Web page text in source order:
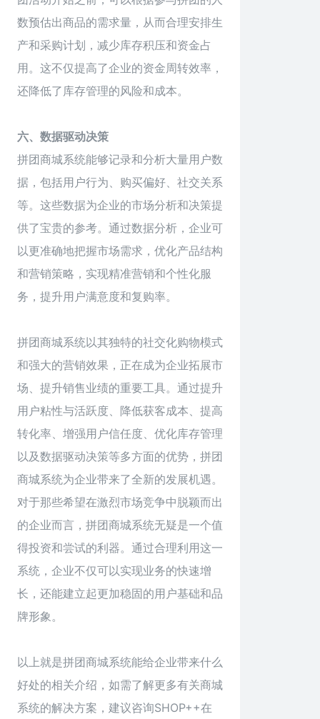
数预估出商品的需求量，从而合理安排生
产和采购计划，减少库存积压和资金占
用。这不仅提高了企业的资金周转效率，
还降低了库存管理的风险和成本。
六、数据驱动决策
拼团商城系统能够记录和分析大量用户数
据，包括用户行为、购买偏好、社交关系
等。这些数据为企业的市场分析和决策提
供了宝贵的参考。通过数据分析，企业可
以更准确地把握市场需求，优化产品结构
和营销策略，实现精准营销和个性化服
务，提升用户满意度和复购率。
拼团商城系统以其独特的社交化购物模式
和强大的营销效果，正在成为企业拓展市
场、提升销售业绩的重要工具。通过提升
用户粘性与活跃度、降低获客成本、提高
转化率、增强用户信任度、优化库存管理
以及数据驱动决策等多方面的优势，拼团
商城系统为企业带来了全新的发展机遇。
对于那些希望在激烈市场竞争中脱颖而出
的企业而言，拼团商城系统无疑是一个值
得投资和尝试的利器。通过合理利用这一
系统，企业不仅可以实现业务的快速增
长，还能建立起更加稳固的用户基础和品
牌形象。
以上就是拼团商城系统能给企业带来什么
好处的相关介绍，如需了解更多有关商城
系统的解决方案，建议咨询SHOP++在